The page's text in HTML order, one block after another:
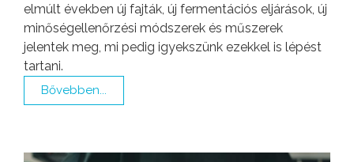
elmúlt években új fajták, új fermentációs eljárások, új
minőségellenőrzési módszerek és műszerek
jelentek meg, mi pedig igyekszünk ezekkel is lépést
tartani.
Bővebben...